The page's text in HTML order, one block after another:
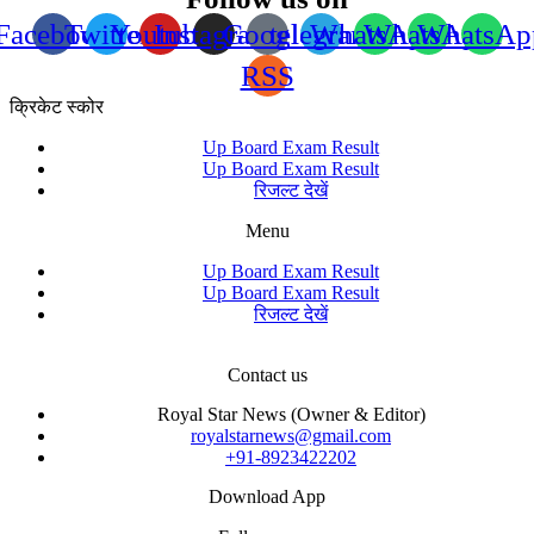
TwitterYoutube
Instagram
Googletelegram
WhatsApp
WhatsApp
RSS
क्रिकेट स्कोर
Up Board Exam Result
Up Board Exam Result
रिजल्ट देखें
Menu
Up Board Exam Result
Up Board Exam Result
रिजल्ट देखें
Contact us
Royal Star News (Owner & Editor)
royalstarnews@gmail.com
+91-8923422202
Download App